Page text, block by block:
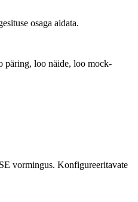
osaga aidata.
päring, loo näide, loo mock-
vormingus. Konfigureeritavate